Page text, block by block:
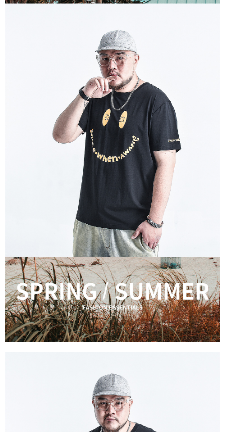
易，需依本服務之必要範圍內提供個人資料，並將交易相關給付款項請求債
權轉讓予恩沛科技股份有限公司。
２．關於個人資料處理事宜，請瀏覽以下網址：
３．未成年的使用者請事先徵得法定代理人或監護人之同意方可使用
「AFTEE先享後付」，若未經同意申辦者引起之損失，本公司不負相關責
４．使用「AFTEE先享後付」時，將依據個別帳號之用戶狀況，依本公司即
時審查核予不同之上限額度；若仍有額度不足之情形，本公司將視審查結果
請求用戶進行身份認證。
５．嚴禁一人註冊多個帳號或使用他人資訊註冊。若發現惡意使用之情形，
恩沛科技股份有限公司將有權停止該用戶之使用額度並採取法律行動。